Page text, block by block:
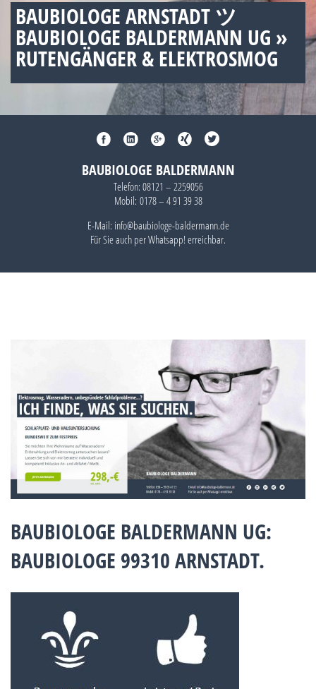
BAUBIOLOGE ARNSTADT ツ
BAUBIOLOGE BALDERMANN UG »
RUTENGÄNGER & ELEKTROSMOG
BAUBIOLOGE BALDERMANN
Telefon: 08121 – 2259056
Mobil: 0178 – 4 91 39 38
E-Mail: info@baubiologe-baldermann.de
Für Sie auch perWhatsapp!erreichbar.
BAUBIOLOGE BALDERMANN UG:
BAUBIOLOGE 99310 ARNSTADT.